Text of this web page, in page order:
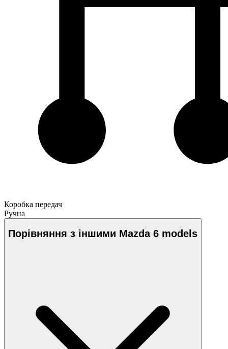
Коробка передач
Ручна
Порівняння з іншими Mazda 6 models